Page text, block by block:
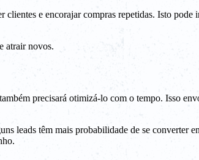
e encorajar compras repetidas. Isto
atrair novos.
precisará otimizá-lo com o tempo. Isso
leads têm mais probabilidade de se converter